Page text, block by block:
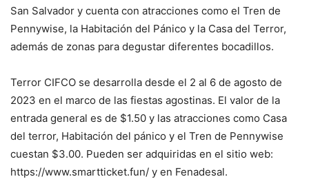
San Salvador y cuenta con atracciones como el Tren de
Pennywise, la Habitación del Pánico y la Casa del Terror,
además de zonas para degustar diferentes bocadillos.
Terror CIFCO se desarrolla desde el 2 al 6 de agosto de
2023 en el marco de las fiestas agostinas. El valor de la
entrada general es de $1.50 y las atracciones como Casa
del terror, Habitación del pánico y el Tren de Pennywise
cuestan $3.00. Pueden ser adquiridas en el sitio web:
https://www.smartticket.fun/ y en Fenadesal.